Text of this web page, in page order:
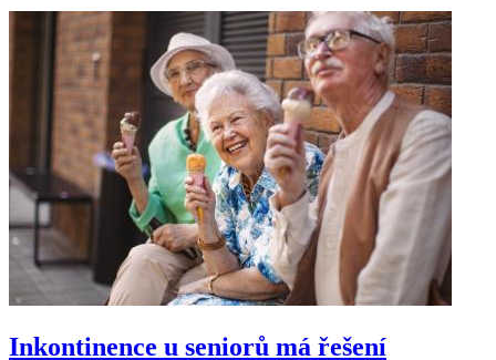
Inkontinence u seniorů má řešení